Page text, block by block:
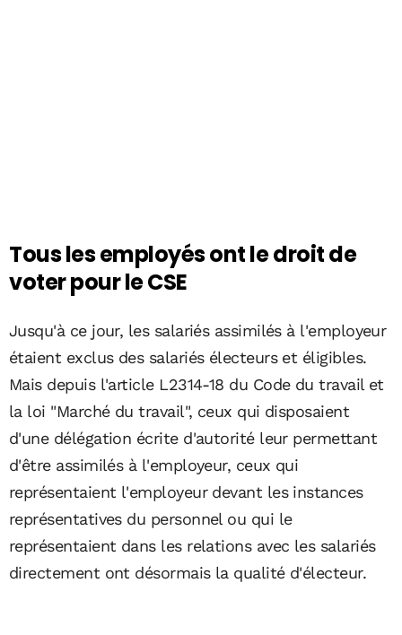
Tous les employés ont le droit de
voter pour le CSE
Jusqu'à ce jour, les salariés assimilés à l'employeur
étaient exclus des salariés électeurs et éligibles.
Mais depuis l'article L2314-18 du Code du travail et
la loi "Marché du travail", ceux qui disposaient
d'une délégation écrite d'autorité leur permettant
d'être assimilés à l'employeur, ceux qui
représentaient l'employeur devant les instances
représentatives du personnel ou qui le
représentaient dans les relations avec les salariés
directement ont désormais la qualité d'électeur.